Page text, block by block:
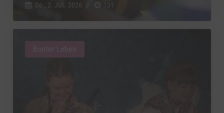
Do., 2. Juli. 2026 131